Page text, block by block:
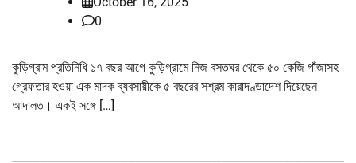
0
কুড়িগ্রাম প্রতিনিধি ১৭ বছর আগে কুড়িগ্রামে নিজ বসতঘর থেকে ৫০ কেজি গাঁজাসহ
গ্রেফতার হওয়া এক মাদক ব্যবসায়ীকে ৫ বছরের সশ্রম কারাদণ্ডাদেশ দিয়েছেন
আদালত। একই সঙ্গে […]